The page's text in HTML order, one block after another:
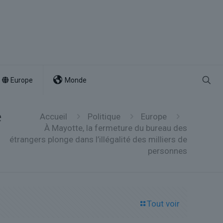
Europe Monde
Accueil Politique
Europe
À Mayotte, la fermeture du bureau des
étrangers plonge dans l’illégalité des milliers de
personnes
Tout voir